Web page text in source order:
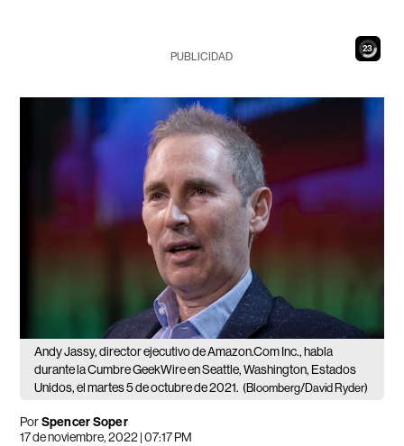
22
PUBLICIDAD
Andy Jassy, director ejecutivo de Amazon.Com Inc., habla
durante la Cumbre GeekWire en Seattle, Washington, Estados
Unidos, el martes 5 de octubre de 2021. (Bloomberg/David Ryder)
PorSpencer Soper
17 de noviembre, 2022 | 07:17 PM